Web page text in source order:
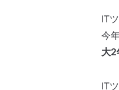
IT
今
大2
IT